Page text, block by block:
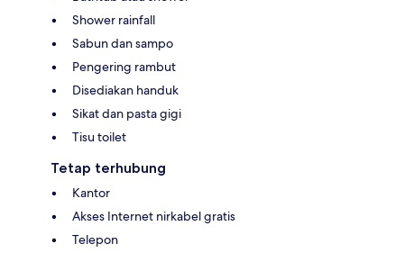
Shower rainfall
Sabun dan sampo
Pengering rambut
Disediakan handuk
Sikat dan pasta gigi
Tisu toilet
Tetap terhubung
Kantor
Akses Internet nirkabel gratis
Telepon